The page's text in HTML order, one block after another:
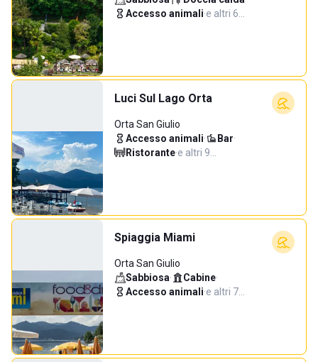
Accesso animali·e altri 6…
Luci Sul Lago Orta
Orta San Giulio
Accesso animali· Bar·
Ristorante·e altri 9…
Spiaggia Miami
Orta San Giulio
Sabbiosa· Cabine·
Accesso animali·e altri 7…